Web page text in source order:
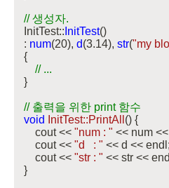
// 생성자.
InitTest:: InitTest()
: num(20), d(3.14), str("my
{
// ...
}
// 출력을 위한 print 함수
void
InitTest::PrintAll () {
    cout <<
"num : " << num
    cout <<
"d   : " << d << endl;
    cout <<
"str : " << str <<
}